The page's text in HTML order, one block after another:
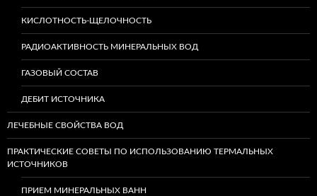
КИСЛОТНОСТЬ-ЩЕЛОЧНОСТЬ
РАДИОАКТИВНОСТЬ МИНЕРАЛЬНЫХ ВОД
ГАЗОВЫЙ СОСТАВ
ДЕБИТ ИСТОЧНИКА
ЛЕЧЕБНЫЕ СВОЙСТВА ВОД
ПРАКТИЧЕСКИЕ СОВЕТЫ ПО ИСПОЛЬЗОВАНИЮ ТЕРМАЛЬНЫХ
ИСТОЧНИКОВ
ПРИЕМ МИНЕРАЛЬНЫХ ВАНН